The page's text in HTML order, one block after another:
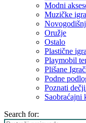
Modni
Muzičke
Oružje
Ostalo
Plastične
Playmobil
Plišane
Podne
Poznati
Saobraćajni
Search for: